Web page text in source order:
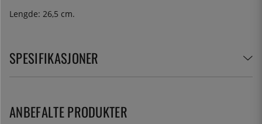
Lengde: 26,5 cm.
SPESIFIKASJONER
ANBEFALTE PRODUKTER